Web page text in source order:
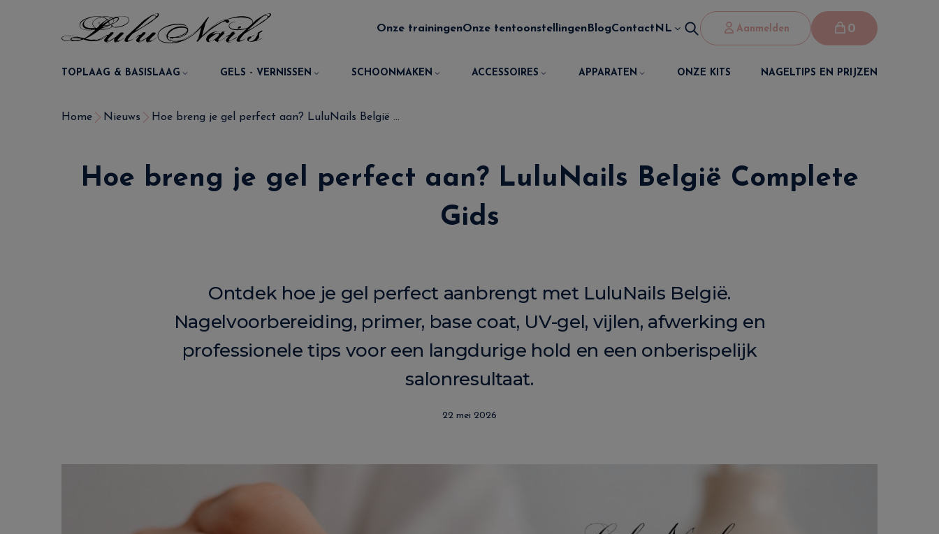
Onze trainingenOnze tentoonstellingen BlogContact NL Aanmelden 0
TOPLAAG & BASISLAAG GELS - VERNISSEN SCHOONMAKEN ACCESSOIRES APPARATEN ONZE KITS NAGELTIPS EN PRIJZEN
Home Nieuws Hoe breng je gel perfect aan? LuluNails België ...
Hoe breng je gel perfect aan? LuluNails België Complete
Gids
Ontdek hoe je gel perfect aanbrengt met LuluNails België.
Nagelvoorbereiding, primer, base coat, UV-gel, vijlen, afwerking en
professionele tips voor een langdurige hold en een onberispelijk
salonresultaat.
22 mei 2026